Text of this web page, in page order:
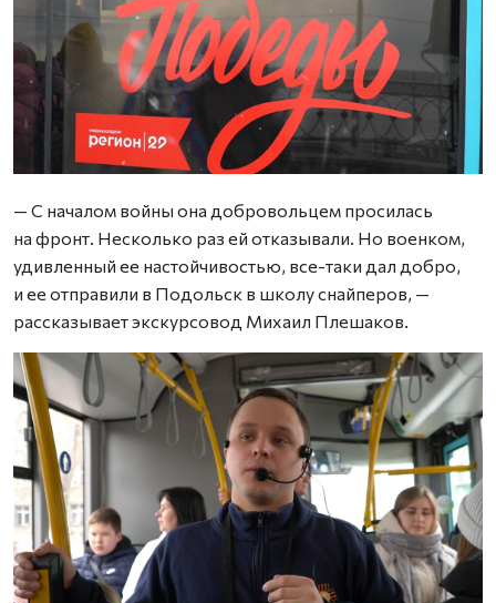
— С началом войны она добровольцем просилась
на фронт. Несколько раз ей отказывали. Но военком,
удивленный ее настойчивостью, все-таки дал добро,
и ее отправили в Подольск в школу снайперов, —
рассказывает экскурсовод Михаил Плешаков.